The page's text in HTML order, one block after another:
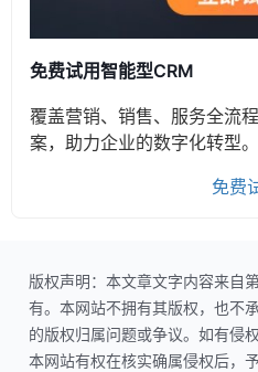
免费试用智能型CRM
覆盖营销、销售、服务全流
案，助力企业的数字化转型。
免费
版权声明：本文章文字内容来自
有。本网站不拥有其版权，也不
的版权归属问题或争议。如有侵
本网站有权在核实确属侵权后，